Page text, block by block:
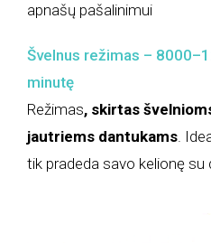
apnašų pašalinimui
Švelnus režimas –
minutę
Režimas, skirtas
jautriems dantukams.
tik pradeda savo kelionę su